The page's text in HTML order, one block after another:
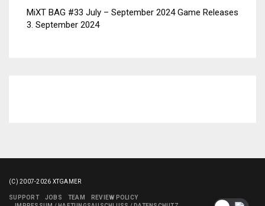
MiXT BAG #33 July – September 2024 Game Releases
3. September 2024
(C) 2007-2026 XTGAMER
SUPPORT JOBS TEAM
REVIEW POLICY